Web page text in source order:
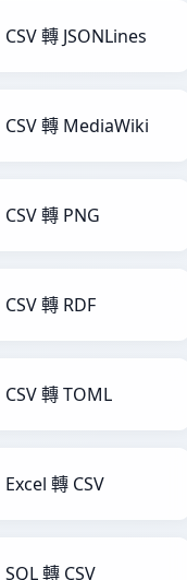
CSV 轉 JSONLines
CSV 轉 MediaWiki
CSV 轉 PNG
CSV 轉 RDF
CSV 轉 TOML
Excel 轉 CSV
SQL 轉 CSV